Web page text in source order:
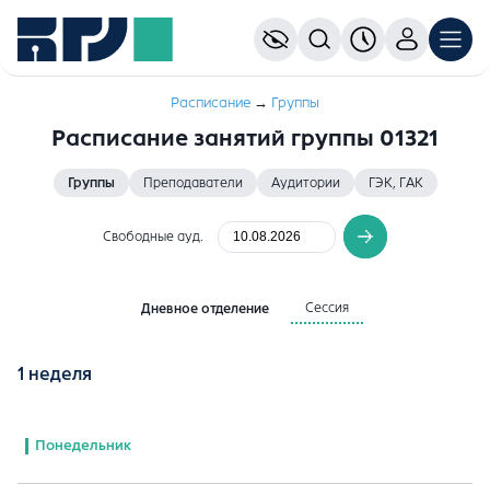
Расписание → Группы
Расписание занятий группы 01321
Группы Преподаватели Аудитории ГЭК, ГАК
Свободные ауд.
Дневное отделение Сессия
1 неделя
Понедельник